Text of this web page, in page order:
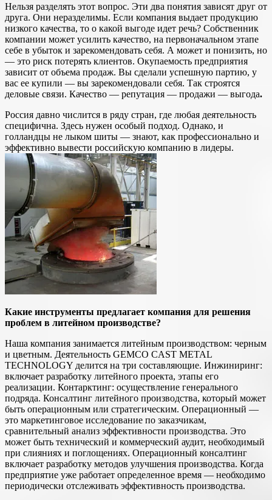
Нельзя разделять этот вопрос. Эти два понятия зависят друг от
друга. Они неразделимы. Если компания выдает продукцию
низкого качества, то о какой выгоде идет речь? Собственник
компании может усилить качество, на первоначальном этапе
себе в убыток и зарекомендовать себя. А может и понизить, но
— это риск потерять клиентов. Окупаемость предприятия
зависит от объема продаж. Вы сделали успешную партию, у
вас ее купили — вы зарекомендовали себя. Так строятся
деловые связи. Качество — репутация — продажи — выгода.
Россия давно числится в ряду стран, где любая деятельность
специфична. Здесь нужен особый подход. Однако, и
голландцы не лыком шиты — знают, как профессионально и
эффективно вывести российскую компанию в лидеры.
Какие инструменты предлагает компания для решения
проблем в литейном производстве?
Наша компания занимается литейным производством: черным
и цветным. Деятельность GEMCO CAST METAL
TECHNOLOGY делится на три составляющие. Инжиниринг:
включает разработку литейного проекта, этапы его
реализации. Контарктинг: осуществление генерального
подряда. Консалтинг литейного производства, который может
быть операционным или стратегическим. Операционный —
это маркетинговое исследование по заказчикам,
сравнительный анализ эффективности производства. Это
может быть технический и коммерческий аудит, необходимый
при слияниях и поглощениях. Операционный консалтинг
включает разработку методов улучшения производства. Когда
предприятие уже работает определенное время — необходимо
периодически отслеживать эффективность производства.